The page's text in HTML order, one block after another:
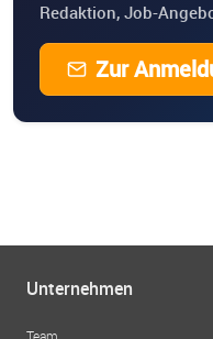
Redaktion, Job-
Zur
Unternehmen